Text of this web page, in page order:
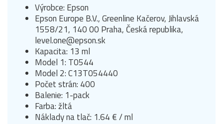
Výrobce: Epson
Epson Europe B.V., Greenline Kačerov, Jihlavská
1558/21, 140 00 Praha, Česká republika,
level.one@epson.sk
Kapacita: 13 ml
Model 1: T0544
Model 2: C13T054440
Počet strán: 400
Balenie: 1-pack
Farba: žltá
Náklady na tlač: 1.64 € / ml